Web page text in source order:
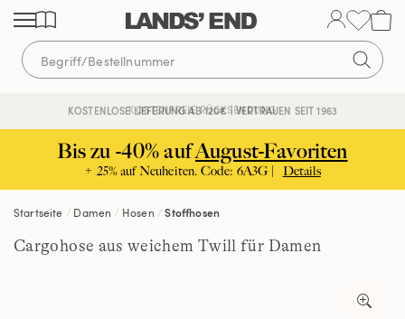
Direkt
zum
Inhalt
Direkt
zur
Navigation
Direkt
zur
Suche
KOSTENLOSE LIEFERUNG AB 120€ | VERTRAUEN SEIT 1963
KOSTENFREIE RÜCKSENDUNG
Bis zu -40% aufAugust-Favoriten
+ 25% auf Neuheiten. Code: 6A3G | Details
Startseite Damen Hosen Stoffhosen
Cargohose aus weichem Twill für Damen